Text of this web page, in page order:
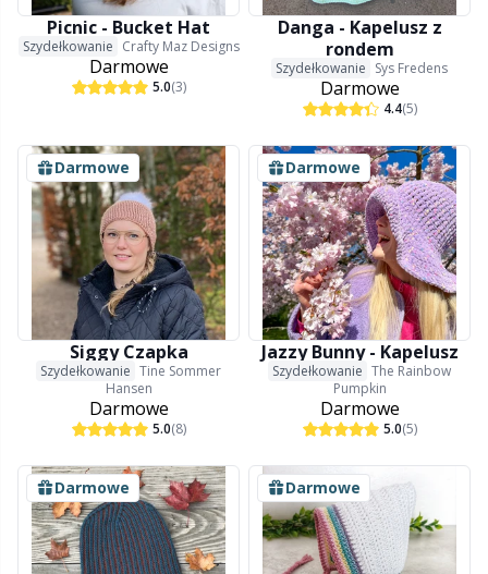
Picnic - Bucket Hat
Szydełkowanie Crafty Maz Designs
Darmowe
5.0(3)
Danga - Kapelusz z
rondem
Szydełkowanie Sys Fredens
Darmowe
4.4(5)
Darmowe
Siggy Czapka
Szydełkowanie Tine Sommer
Hansen
Darmowe
5.0(8)
Darmowe
Jazzy Bunny - Kapelusz
Szydełkowanie The Rainbow
Pumpkin
Darmowe
5.0(5)
Darmowe Darmowe